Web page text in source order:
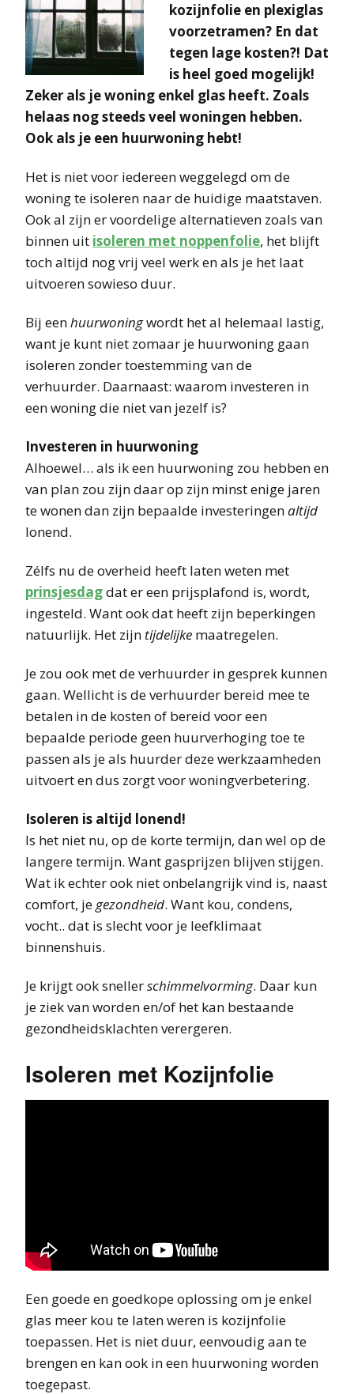
kozijnfolie en plexiglas
voorzetramen? En dat
tegen lage kosten?! Dat
is heel goed mogelijk!
Zeker als je woning enkel glas heeft. Zoals
helaas nog steeds veel woningen hebben.
Ook als je een huurwoning hebt!
Het is niet voor iedereen weggelegd om de
woning te isoleren naar de huidige maatstaven.
Ook al zijn er voordelige alternatieven zoals van
binnen uit isoleren met noppenfolie, het blijft
toch altijd nog vrij veel werk en als je het laat
uitvoeren sowieso duur.
Bij eenhuurwoningwordt het al helemaal lastig,
want je kunt niet zomaar je huurwoning gaan
isoleren zonder toestemming van de
verhuurder. Daarnaast: waarom investeren in
een woning die niet van jezelf is?
Investeren in huurwoning
Alhoewel… als ik een huurwoning zou hebben en
van plan zou zijn daar op zijn minst enige jaren
te wonen dan zijn bepaalde investeringenaltijd
lonend.
Zélfs nu de overheid heeft laten weten met
prinsjesdagdat er een prijsplafond is, wordt,
ingesteld. Want ook dat heeft zijn beperkingen
natuurlijk. Het zijn tijdelijke maatregelen.
Je zou ook met de verhuurder in gesprek kunnen
gaan. Wellicht is de verhuurder bereid mee te
betalen in de kosten of bereid voor een
bepaalde periode geen huurverhoging toe te
passen als je als huurder deze werkzaamheden
uitvoert en dus zorgt voor woningverbetering.
Isoleren is altijd lonend!
Is het niet nu, op de korte termijn, dan wel op de
langere termijn. Want gasprijzen blijven stijgen.
Wat ik echter ook niet onbelangrijk vind is, naast
comfort, jegezondheid. Want kou, condens,
vocht.. dat is slecht voor je leefklimaat
binnenshuis.
Je krijgt ook snellerschimmelvorming. Daar kun
je ziek van worden en/of het kan bestaande
gezondheidsklachten verergeren.
Isoleren met Kozijnfolie
Een goede en goedkope oplossing om je enkel
glas meer kou te laten weren is kozijnfolie
toepassen. Het is niet duur, eenvoudig aan te
brengen en kan ook in een huurwoning worden
toegepast.